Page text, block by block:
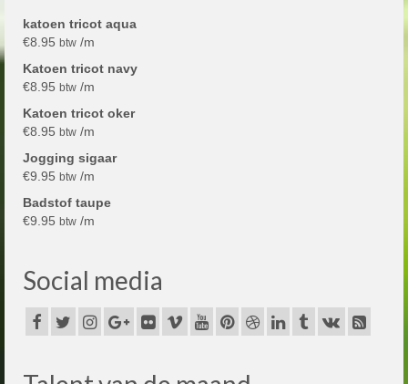
katoen tricot aqua
€8.95 btw /m
Katoen tricot navy
€8.95 btw /m
Katoen tricot oker
€8.95 btw /m
Jogging sigaar
€9.95 btw /m
Badstof taupe
€9.95 btw /m
Social media